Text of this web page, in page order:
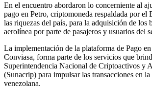
En el encuentro abordaron lo concerniente al
pago en Petro, criptomoneda respaldada por el
las riquezas del país, para la adquisición de los
aerolínea por parte de pasajeros y usuarios del
La implementación de la plataforma de Pago
Conviasa, forma parte de los servicios que
Superintendencia Nacional de Criptoactivos y
(Sunacrip) para impulsar las transacciones en
venezolana.